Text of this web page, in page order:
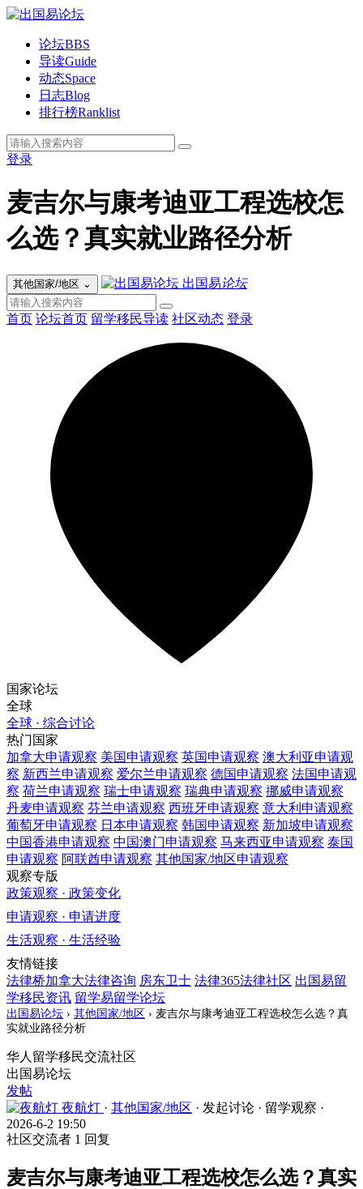
论坛BBS
导读Guide
动态Space
日志Blog
排行榜Ranklist
登录
麦吉尔与康考迪亚工程选校怎
么选？真实就业路径分析
其他国家/地区 ⌄ 出国易论坛
首页 论坛首页 留学移民导读 社区动态 登录
国家论坛
全球
全球 · 综合讨论
热门国家
加拿大申请观察 美国申请观察 英国申请观察 澳大利亚申请观
察 新西兰申请观察 爱尔兰申请观察 德国申请观察 法国申请观
察 荷兰申请观察 瑞士申请观察 瑞典申请观察 挪威申请观察
丹麦申请观察 芬兰申请观察 西班牙申请观察 意大利 申请观察
葡萄牙申请观察 日本申请观察 韩国申请观察 新加坡申请观察
中国香港申请观察 中国澳门申请观察 马来西亚申请观察 泰国
申请观察 阿联酋申请观察 其他国家/地区申请观察
观察专版
政策观察 · 政策变化
申请观察 · 申请进度
生活观察 · 生活经验
友情链接
法律桥加拿大法律咨询 房东卫士 法律365法律社区 出国易留
学移民资讯 留学易留学论坛
出国易论坛 › 其他国家/地区 › 麦吉尔与康考迪亚工程选校怎么选？真
实就业路径分析
华人留学移民交流社区
出国易论坛
发帖
夜航灯 · 其他国家/地区 · 发起讨论 · 留学观察 ·
2026-6-2 19:50
社区交流者 1 回复
麦吉尔与康考迪亚工程选校怎么选？真实